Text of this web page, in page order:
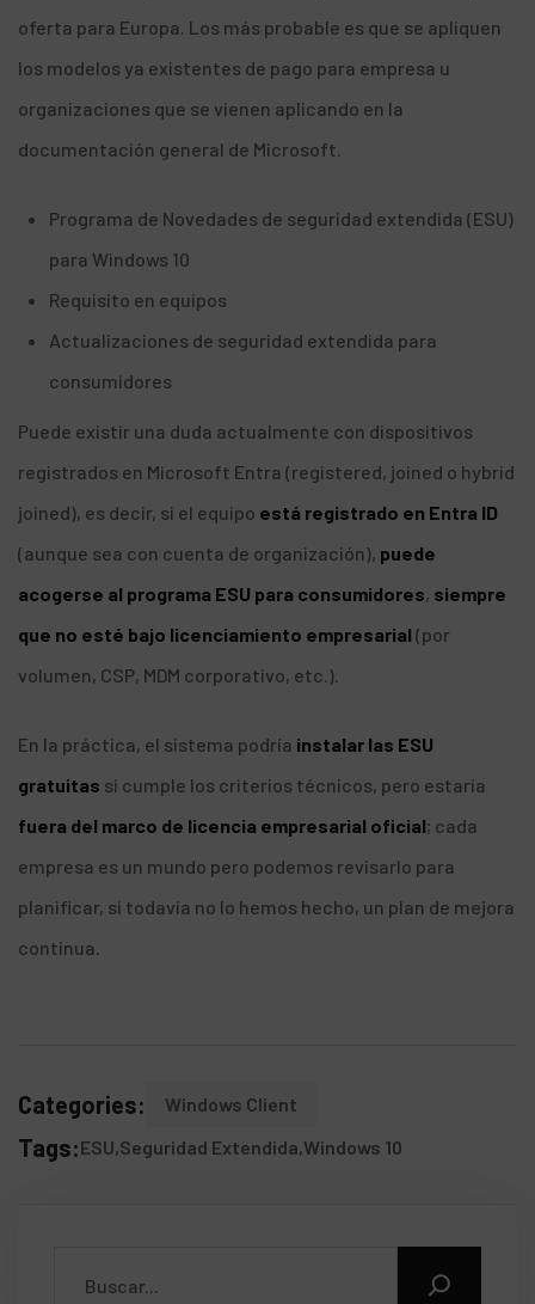
oferta para Europa. Los más probable es que se apliquen
los modelos ya existentes de pago para empresa u
organizaciones que se vienen aplicando en la
documentación general de Microsoft.
Programa de Novedades de seguridad extendida (ESU)
para Windows 10
Requisito en equipos
Actualizaciones de seguridad extendida para
consumidores
Puede existir una duda actualmente con dispositivos
registrados en Microsoft Entra (registered, joined o hybrid
joined), es decir, si el equipo está registrado en Entra ID
(aunque sea con cuenta de organización), puede
acogerse al programa ESU para consumidores, siempre
que no esté bajo licenciamiento empresarial (por
volumen, CSP, MDM corporativo, etc.).
En la práctica, el sistema podría instalar las ESU
gratuitas si cumple los criterios técnicos, pero estaría
fuera del marco de licencia empresarial oficial; cada
empresa es un mundo pero podemos revisarlo para
planificar, si todavía no lo hemos hecho, un plan de mejora
continua.
Categories: Windows Client
Tags:ESU Seguridad Extendida Windows 10